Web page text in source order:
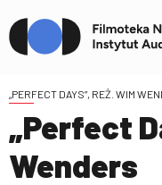
„PERFECT DAYS”, REŻ. WIM
„Perfect
Wenders